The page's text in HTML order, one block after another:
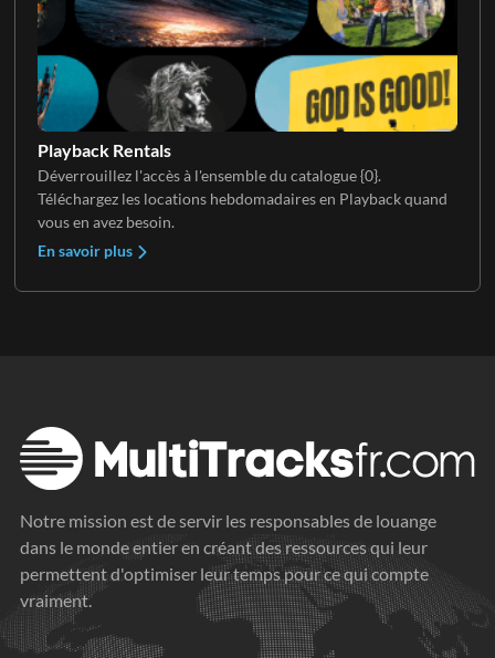
Playback Rentals
Déverrouillez l'accès à l'ensemble du catalogue {0}.
Téléchargez les locations hebdomadaires en Playback quand
vous en avez besoin.
En savoir plus
Notre mission est de servir les responsables de louange
dans le monde entier en créant des ressources qui leur
permettent d'optimiser leur temps pour ce qui compte
vraiment.